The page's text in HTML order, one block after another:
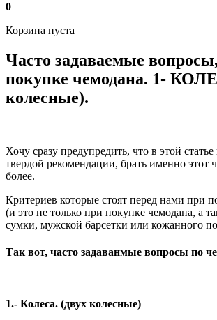
0
Корзина пуста
Часто задаваемые
покупке чемодана. 1-
колесные).
Хочу сразу предупредить, что в этой
твердой рекомендации, брать именно этот
более.
Критериев которые стоят перед нами при
(и это не только при покупке чемодана, а
сумки, мужской барсетки или кожанного
Так вот, часто задаванмые вопросы по
1.- Колеса. (двух колесные)